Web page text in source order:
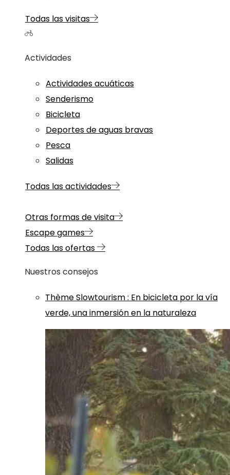
Todas las visitas
Actividades
Actividades acuáticas
Senderismo
Bicicleta
Deportes de aguas bravas
Pesca
Salidas
Todas las actividades
Otras formas de visita
Escape games
Todas las ofertas
Nuestros consejos
ThèmeSlowtourism: En bicicleta por la vía
verde, una inmersión en la naturaleza